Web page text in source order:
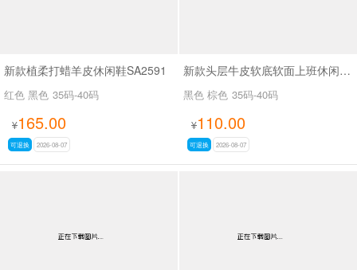
新款植柔打蜡羊皮休闲鞋SA2591
红色 黑色 35码-40码
¥165.00
可退换 2026-08-07
新款头层牛皮软底软面上班休闲百搭女鞋SA3089
黑色 棕色 35码-40码
¥110.00
可退换 2026-08-07